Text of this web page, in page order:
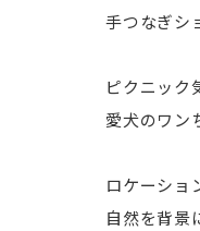
手つなぎシ
ピクニック
愛犬のワン
ロケーショ
自然を背景